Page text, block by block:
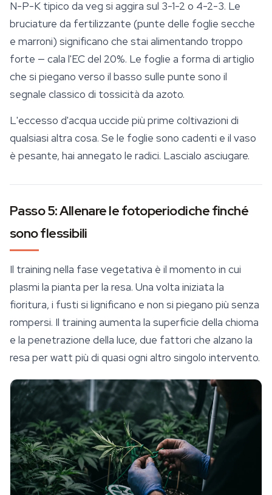
N-P-K tipico da veg si aggira sul 3-1-2 o 4-2-3. Le
bruciature da fertilizzante (punte delle foglie secche
e marroni) significano che stai alimentando troppo
forte — cala l'EC del 20%. Le foglie a forma di artiglio
che si piegano verso il basso sulle punte sono il
segnale classico di tossicità da azoto.
L'eccesso d'acqua uccide più prime coltivazioni di
qualsiasi altra cosa. Se le foglie sono cadenti e il vaso
è pesante, hai annegato le radici. Lascialo asciugare.
Passo 5: Allenare le fotoperiodiche finché
sono flessibili
Il training nella fase vegetativa è il momento in cui
plasmi la pianta per la resa. Una volta iniziata la
fioritura, i fusti si lignificano e non si piegano più senza
rompersi. Il training aumenta la superficie della chioma
e la penetrazione della luce, due fattori che alzano la
resa per watt più di quasi ogni altro singolo intervento.